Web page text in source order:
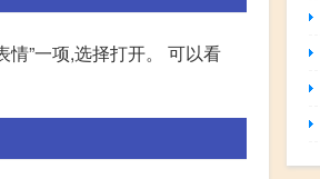
情”一项,选择打开。 可以看